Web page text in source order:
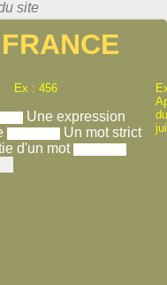
Ex : 456
Une expression
Un mot strict
d'un mot